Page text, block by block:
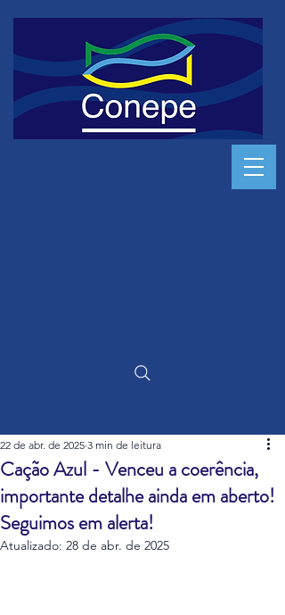
Cação Azul - Venceu a coerência,
importante detalhe ainda em aberto!
Seguimos em alerta!
22 de abr. de 2025 3 min de leitura
Atualizado: 28 de abr. de 2025